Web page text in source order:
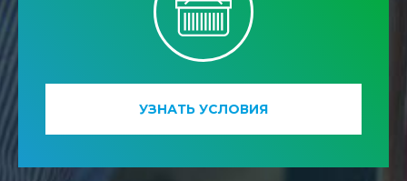
УЗНАТЬ УСЛОВИЯ